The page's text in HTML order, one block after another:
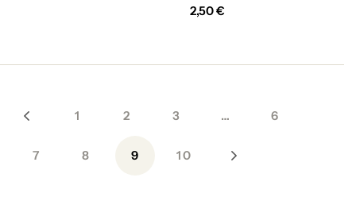
enveloppe – Sincères
2,50€
1 2 3 … 6
7 8 9 10